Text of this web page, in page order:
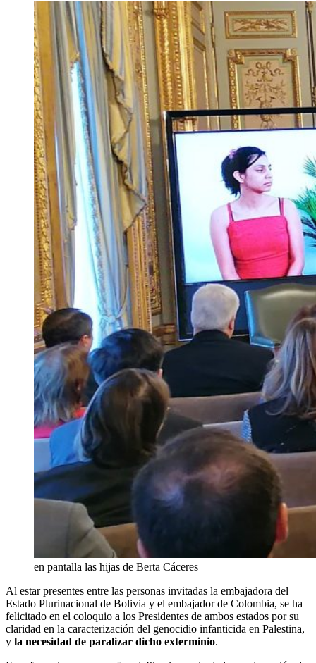
en pantalla las hijas de Berta Cáceres
Al estar presentes entre las personas invitadas la embajadora del
Estado Plurinacional de Bolivia y el embajador de Colombia, se ha
felicitado en el coloquio a los Presidentes de ambos estados por su
claridad en la caracterización del genocidio infanticida en Palestina,
y la necesidad de paralizar dicho exterminio.